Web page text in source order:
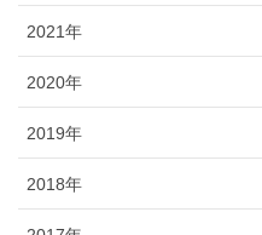
2021年
2020年
2019年
2018年